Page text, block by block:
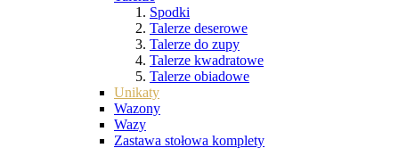
Spodki
Talerze deserowe
Talerze do zupy
Talerze kwadratowe
Talerze obiadowe
Unikaty
Wazony
Wazy
Zastawa stołowa komplety